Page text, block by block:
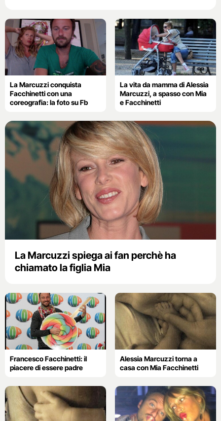
La Marcuzzi conquista
Facchinetti con una
coreografia: la foto su Fb
La vita da mamma di Alessia
Marcuzzi, a spasso con Mia
e Facchinetti
La Marcuzzi spiega ai fan perchè ha
chiamato la figlia Mia
Francesco Facchinetti: il
piacere di essere padre
Alessia Marcuzzi torna a
casa con Mia Facchinetti